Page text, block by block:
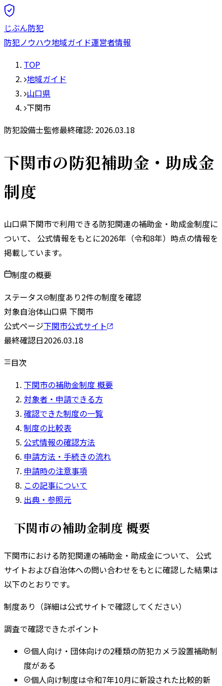
じぶん防犯
防犯ノウハウ地域ガイド運営者情報
TOP
地域ガイド
山口県
下関市
防犯設備士監修最終確認: 2026.03.18
下関市の防犯補助金・助成金
制度
山口県下関市で利用できる防犯関連の補助金・助成金制度に
ついて、 公式情報をもとに2026年（令和8年）時点の情報を
掲載しています。
制度の概要
ステータス 制度あり2件の制度を確認
対象自治体山口県 下関市
公式ページ下関市公式サイト
最終確認日2026.03.18
目次
下関市の補助金制度 概要
対象者・申請できる方
確認できた制度の一覧
制度の比較表
公式情報の確認方法
申請方法・手続きの流れ
申請時の注意事項
この記事について
出典・参照元
下関市の補助金制度 概要
下関市における防犯関連の補助金・助成金について、 公式
サイトおよび自治体への問い合わせをもとに確認した結果は
以下のとおりです。
制度あり（詳細は公式サイトで確認してください）
調査で確認できたポイント
個人向け・団体向けの2種類の防犯カメラ設置補助制
度がある
個人向け制度は令和7年10月に新設された比較的新